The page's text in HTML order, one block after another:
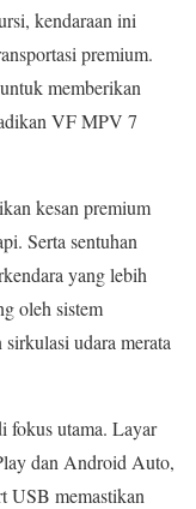
kendaraan ini
premium.
memberikan
VF MPV 7
kesan premium
Serta sentuhan
yang lebih
oleh sistem
udara merata
fokus utama. Layar
dan Android Auto,
USB memastikan